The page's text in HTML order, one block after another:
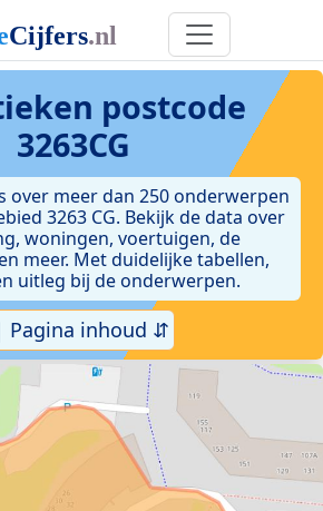
postcode
3263CG
over meer dan 250 onderwerpen
3263 CG. Bekijk de data over
woningen, voertuigen, de
meer. Met duidelijke tabellen,
uitleg bij de onderwerpen.
Pagina inhoud ⇵